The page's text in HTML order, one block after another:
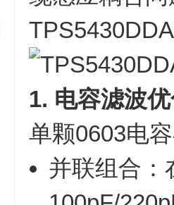
1. 电容滤波
单颗0603电
并联组合：